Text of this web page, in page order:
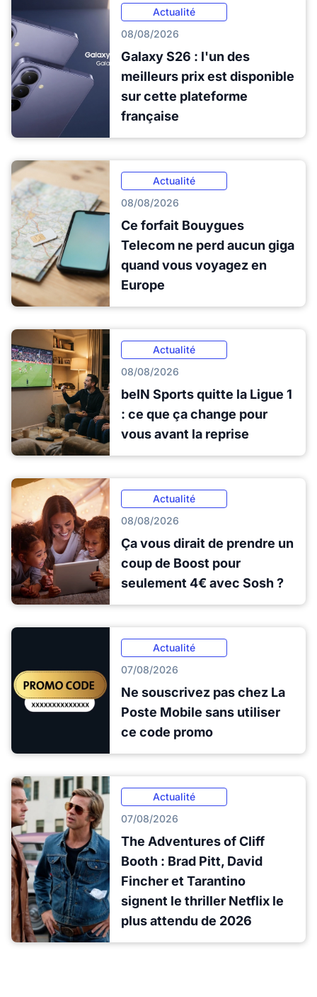
Actualité
08/08/2026
Galaxy S26 : l'un des
meilleurs prix est disponible
sur cette plateforme
française
Actualité
08/08/2026
Ce forfait Bouygues
Telecom ne perd aucun giga
quand vous voyagez en
Europe
Actualité
08/08/2026
beIN Sports quitte la Ligue 1
: ce que ça change pour
vous avant la reprise
Actualité
08/08/2026
Ça vous dirait de prendre un
coup de Boost pour
seulement 4€ avec Sosh ?
Actualité
07/08/2026
Ne souscrivez pas chez La
Poste Mobile sans utiliser
ce code promo
Actualité
07/08/2026
The Adventures of Cliff
Booth : Brad Pitt, David
Fincher et Tarantino
signent le thriller Netflix le
plus attendu de 2026